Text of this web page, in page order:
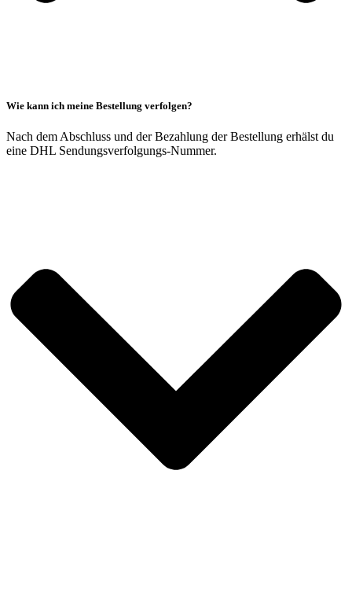
Wie kann ich meine Bestellung verfolgen?
Nach dem Abschluss und der Bezahlung der Bestellung erhälst du
eine DHL Sendungsverfolgungs-Nummer.